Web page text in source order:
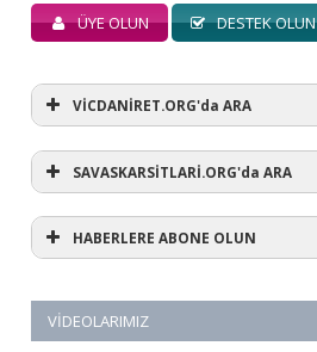
ÜYE OLUN DESTEK OLUN
VİCDANİRET.ORG'da ARA
SAVASKARSİTLARİ.ORG'da ARA
HABERLERE ABONE OLUN
VIDEOLARIMIZ